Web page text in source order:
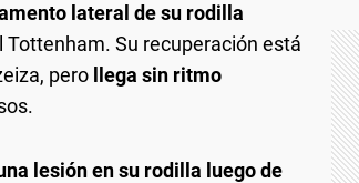
lateral de su rodilla
Su recuperación está
pero
llega sin ritmo
lesión en su rodilla luego de